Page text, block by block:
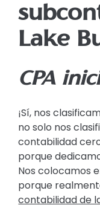
Lake
CPA
¡Sí, nos
no solo nos
contabilidad
porque
Nos colocamos
porque
contabilidad de